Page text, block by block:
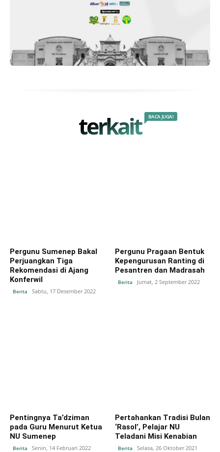
terkait BACA JUGA!
Pergunu Sumenep Bakal
Perjuangkan Tiga
Rekomendasi di Ajang
Konferwil
Berita Sabtu, 17 Desember 2022
Pergunu Pragaan Bentuk
Kepengurusan Ranting di
Pesantren dan Madrasah
Berita Jumat, 2 September 2022
Pentingnya Ta’dziman
pada Guru Menurut Ketua
NU Sumenep
Berita Senin, 14 Februari 2022
Pertahankan Tradisi Bulan
‘Rasol’, Pelajar NU
Teladani Misi Kenabian
Berita Selasa, 26 Oktober 2021